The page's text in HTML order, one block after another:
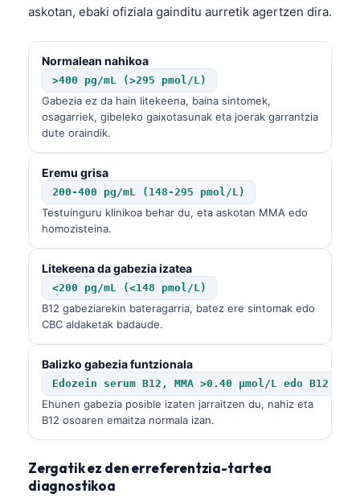
askotan, ebaki ofiziala gainditu aurretik agertzen dira.
Normalean nahikoa
>400 pg/mL (>295 pmol/L)
Gabezia ez da hain litekeena, baina sintomek,
osagarriek, gibeleko gaixotasunak eta joerak garrantzia
dute oraindik.
Eremu grisa
200-400 pg/mL (148-295 pmol/L)
Testuinguru klinikoa behar du, eta askotan MMA edo
homozisteina.
Litekeena da gabezia izatea
<200 pg/mL (<148 pmol/L)
B12 gabeziarekin bateragarria, batez ere sintomak edo
CBC aldaketak badaude.
Balizko gabezia funtzionala
Edozein serum B12, MMA >0.40 µmol/L edo B12
Ehunen gabezia posible izaten jarraitzen du, nahiz eta
B12 osoaren emaitza normala izan.
Zergatik ez den erreferentzia-tartea
diagnostikoa